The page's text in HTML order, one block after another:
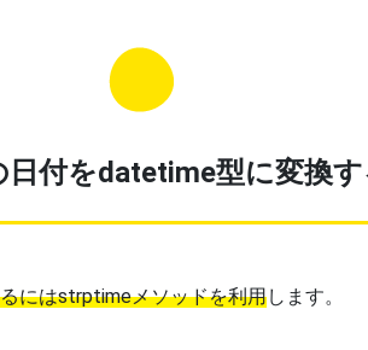
日付をdatetime型に変換す
にはstrptimeメソッドを利用します。